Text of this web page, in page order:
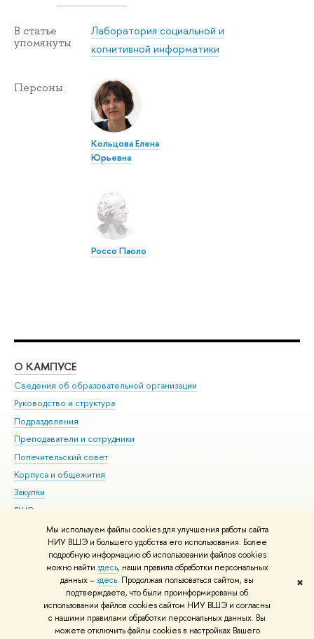
Мы используем файлы cookies для улучшения работы сайта
НИУ ВШЭ и большего удобства его использования. Более
подробную информацию об использовании файлов cookies
можно найти здесь, наши правила обработки персональных
данных –здесь. Продолжая пользоваться сайтом, вы
подтверждаете, что были проинформированы об
использовании файлов cookies сайтом НИУ ВШЭ и согласны
с нашими правилами обработки персональных данных. Вы
можете отключить файлы cookies в настройках Вашего
✖
В статье
упомянуты
Лаборатория социальной и
когнитивной информатики
Персоны
Кольцова Елена
Юрьевна
Россо Паоло
О КАМПУСЕ
Сведения об образовательной организации
Руководство и структура
Подразделения
Преподаватели и сотрудники
Попечительский совет
Корпуса и общежития
Закупки
ВШЭ для студентов с ограниченными возможностями
здоровья и инвалидностью
Версия для слабовидящих
Единая платежная страница
© НИУ ВШЭ 1993–2026 Адреса и контакты Условия использования
материалов Политика конфиденциальности Карта сайта
Шрифты HSE Sans и HSE Slab разработаны вШколе дизайна НИУ ВШЭ